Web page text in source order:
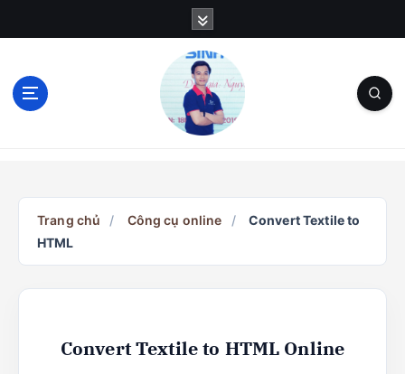
Trang chủ / Công cụ online /
Convert Textile to
HTML
Convert Textile to HTML Online